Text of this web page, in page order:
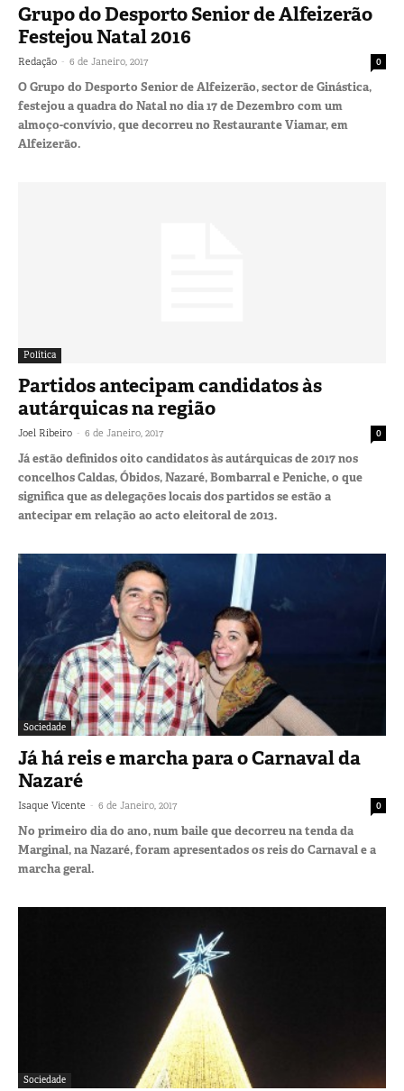
Grupo do Desporto Senior de Alfeizerão
Festejou Natal 2016
Redação - 6 de Janeiro, 2017 0
O Grupo do Desporto Senior de Alfeizerão, sector de Ginástica,
festejou a quadra do Natal no dia 17 de Dezembro com um
almoço-convívio, que decorreu no Restaurante Viamar, em
Alfeizerão.
Política
Partidos antecipam candidatos às
autárquicas na região
Joel Ribeiro - 6 de Janeiro, 2017 0
Já estão definidos oito candidatos às autárquicas de 2017 nos
concelhos Caldas, Óbidos, Nazaré, Bombarral e Peniche, o que
significa que as delegações locais dos partidos se estão a
antecipar em relação ao acto eleitoral de 2013.
Sociedade
Já há reis e marcha para o Carnaval da
Nazaré
Isaque Vicente - 6 de Janeiro, 2017 0
No primeiro dia do ano, num baile que decorreu na tenda da
Marginal, na Nazaré, foram apresentados os reis do Carnaval e a
marcha geral.
Sociedade